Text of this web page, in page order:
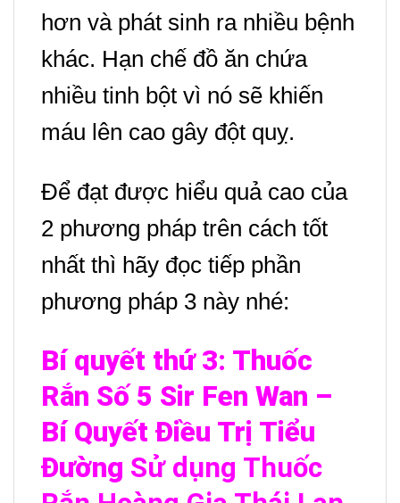
hơn và phát sinh ra nhiều bệnh
khác. Hạn chế đồ ăn chứa
nhiều tinh bột vì nó sẽ khiến
máu lên cao gây đột quỵ.
Để đạt được hiểu quả cao của
2 phương pháp trên cách tốt
nhất thì hãy đọc tiếp phần
phương pháp 3 này nhé:
Bí quyết thứ 3: Thuốc
Rắn Số 5 Sir Fen Wan –
Bí Quyết Điều Trị Tiểu
Đường Sử dụng Thuốc